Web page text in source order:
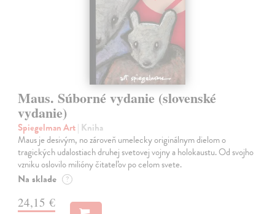
Maus. Súborné vydanie (slovenské
vydanie)
Spiegelman Art| Kniha
Maus je desivým, no zároveň umelecky originálnym dielom o
tragických udalostiach druhej svetovej vojny a holokaustu. Od svojho
vzniku oslovilo milióny čitateľov po celom svete.
Na sklade ?
24,15 €